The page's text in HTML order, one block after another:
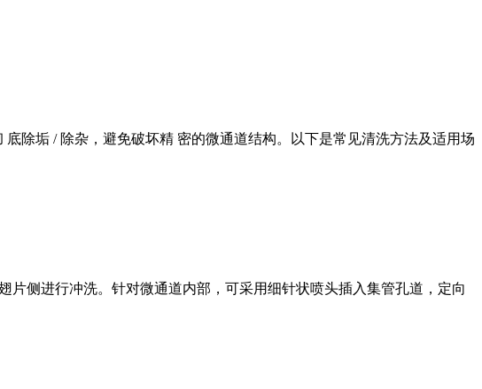
除垢 / 除杂，避免破坏精 密的微通道结构。以下是常见清洗方法及适用场
片侧进行冲洗。针对微通道内部，可采用细针状喷头插入集管孔道，定向